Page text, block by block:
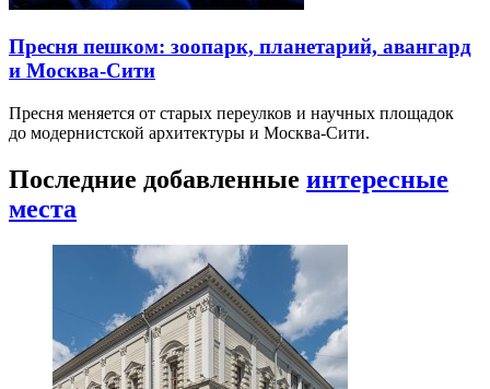
Пресня пешком: зоопарк, планетарий, авангард
и Москва-Сити
Пресня меняется от старых переулков и научных площадок
до модернистской архитектуры и Москва-Сити.
Последние добавленные интересные
места